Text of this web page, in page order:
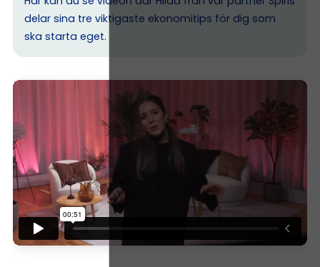
delar sina tre viktigaste ekonomitips för dig som
ska starta eget.